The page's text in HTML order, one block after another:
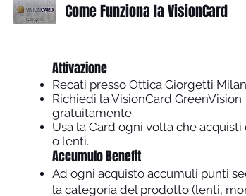
Come Funziona la VisionCard
​Attivazione
Recati presso Ottica Giorgetti
Richiedi la VisionCard GreenVision
gratuitamente.
Usa la Card ogni volta che acquisti
o lenti.
Accumulo Benefit
Ad ogni acquisto accumuli punti
la categoria del prodotto (lenti,